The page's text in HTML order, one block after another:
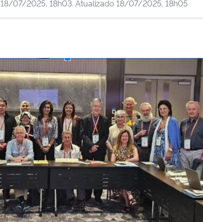
18/07/2025, 18h03. Atualizado 18/07/2025, 18h05